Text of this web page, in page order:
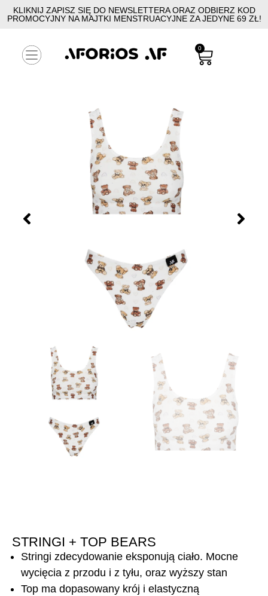
KLIKNIJ ZAPISZ SIĘ DO NEWSLETTERA ORAZ ODBIERZ KOD
PROMOCYJNY NA MAJTKI MENSTRUACYJNE ZA JEDYNE 69 ZŁ!
0
STRINGI + TOP BEARS
Stringi zdecydowanie eksponują ciało. Mocne
wycięcia z przodu i z tyłu, oraz wyższy stan
Top ma dopasowany krój i elastyczną